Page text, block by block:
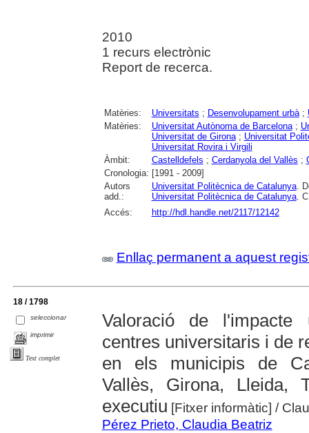
2010
1 recurs electrònic
Report de recerca.
Matèries: Universitats ; Desenvolupament urbà;
Matèries:
Universitat Autònoma de Barcelona;
Universitat de Girona; Universitat
Universitat Rovira i Virgili
Àmbit:
Castelldefels ; Cerdanyola del Vallès ;
Cronologia: [1991 - 2009]
Autors
add.:
Universitat Politècnica de Catalunya.
Universitat Politècnica de Catalunya.
Accés:
http://hdl.handle.net/2117/12142
Enllaç permanent a aquest
18 / 1798
seleccionar
imprimir
Text complet
Valoració de l'impacte
centres universitaris i de
en els municipis de
Vallès, Girona, Lleida,
executiu [Fitxer informàtic] /
Pérez Prieto, Claudia Beatriz